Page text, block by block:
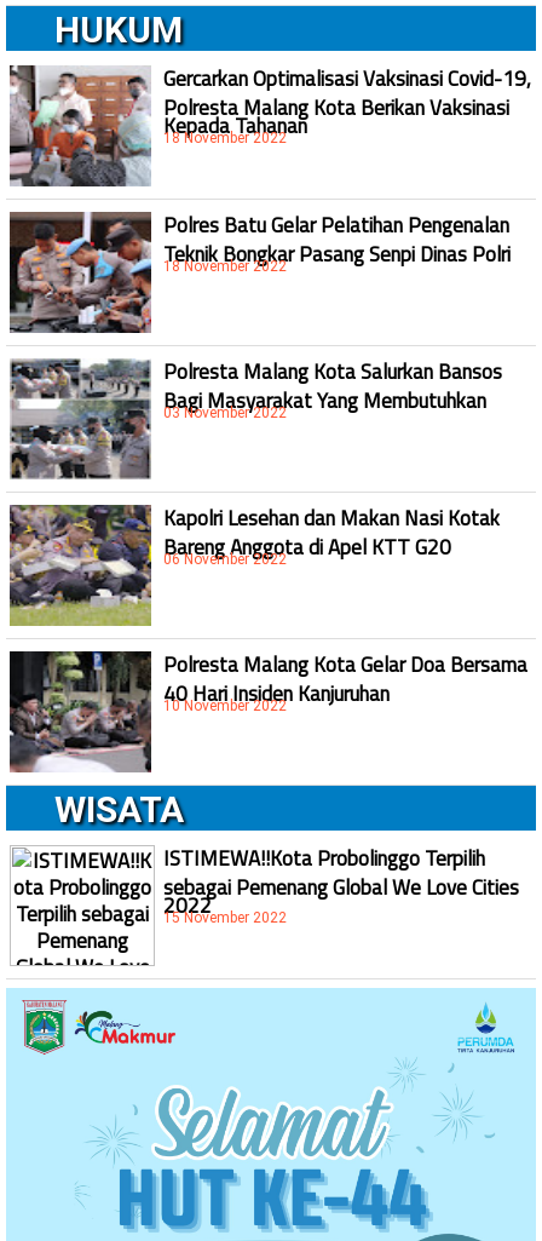
HUKUM
Gercarkan Optimalisasi Vaksinasi Covid-19,
Polresta Malang Kota Berikan Vaksinasi
Kepada Tahanan
18 November 2022
Polres Batu Gelar Pelatihan Pengenalan
Teknik Bongkar Pasang Senpi Dinas Polri
18 November 2022
Polresta Malang Kota Salurkan Bansos
Bagi Masyarakat Yang Membutuhkan
03 November 2022
Kapolri Lesehan dan Makan Nasi Kotak
Bareng Anggota di Apel KTT G20
06 November 2022
Polresta Malang Kota Gelar Doa Bersama
40 Hari Insiden Kanjuruhan
10 November 2022
WISATA
ISTIMEWA!!Kota Probolinggo Terpilih
sebagai Pemenang Global We Love Cities
2022
15 November 2022